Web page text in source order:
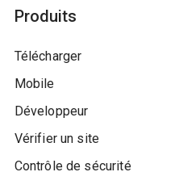
Produits
Télécharger
Mobile
Développeur
Vérifier un site
Contrôle de sécurité